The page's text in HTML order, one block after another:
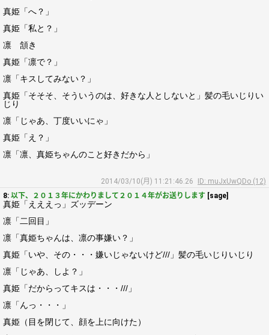
真姫「へ？」
真姫「私と？」
凛 頷き
真姫「凛で？」
凛「キスしてみない？」
真姫「そそそ、そういうのは、好きな人としないと」髪の毛いじりい
じり
凛「じゃあ、丁度いいにゃ」
真姫「え？」
凛「凛、真姫ちゃんのこと好きだから」
2014/03/10(月) 11:21:46.26
ID: muJxUwQDo (12)
8: 以下、２０１３年にかわりまして２０１４年がお送りします [sage]
真姫「えええっ」ズッデーン
凛「二回目」
凛「真姫ちゃんは、凛の事嫌い？」
真姫「いや、その・・・嫌いじゃないけど///」髪の毛いじりいじり
凛「じゃあ、しよ？」
真姫「だからってキスは・・・///」
凛「んっ・・・」
真姫（目を閉じて、顔を上に向けた）